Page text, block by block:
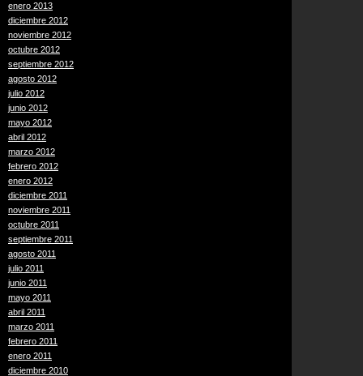
enero 2013
diciembre 2012
noviembre 2012
octubre 2012
septiembre 2012
agosto 2012
julio 2012
junio 2012
mayo 2012
abril 2012
marzo 2012
febrero 2012
enero 2012
diciembre 2011
noviembre 2011
octubre 2011
septiembre 2011
agosto 2011
julio 2011
junio 2011
mayo 2011
abril 2011
marzo 2011
febrero 2011
enero 2011
diciembre 2010